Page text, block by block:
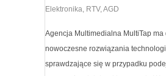
Elektronika, RTV, AGD
Agencja Multimedialna MultiTap ma
nowoczesne rozwiązania
sprawdzające się w przypadku